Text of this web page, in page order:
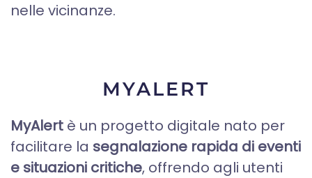
nelle vicinanze.
MYALERT
MyAlert è un progetto digitale nato per
facilitare la segnalazione rapida di eventi
e situazioni critiche, offrendo agli utenti